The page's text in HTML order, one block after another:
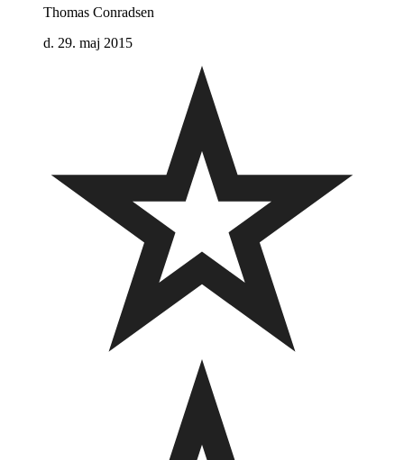
Thomas Conradsen
d. 29. maj 2015